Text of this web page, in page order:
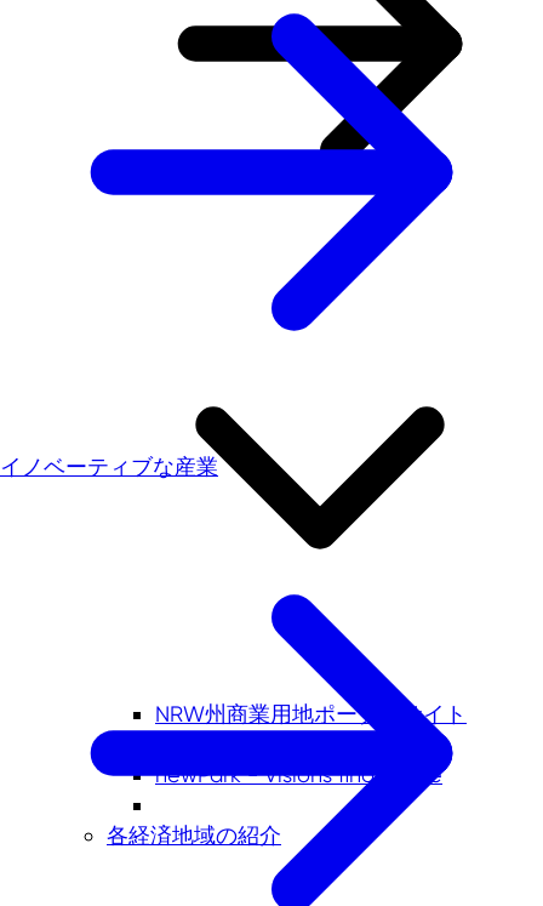
NRW州商業用地ポータルサイト
newPark - Visions find space
各経済地域の紹介
イノベーティブな産業